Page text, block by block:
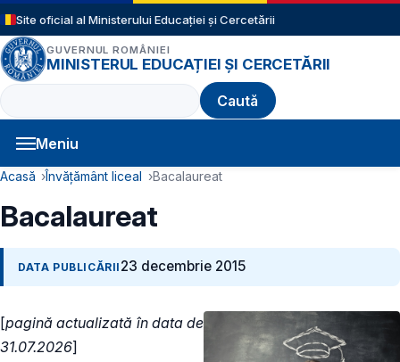
Sari la conținutul principal
Site oficial al Ministerului Educației și Cercetării
GUVERNUL ROMÂNIEI
MINISTERUL EDUCAȚIEI ȘI CERCETĂRII
Caută
Meniu
Navigație principală
Cale de navigare
Acasă Învățământ liceal Bacalaureat
Bacalaureat
DATA PUBLICĂRII 23 decembrie 2015
[pagină actualizată în data de
31.07.2026]